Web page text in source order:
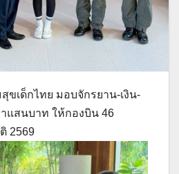
ขเด็กไทย มอบจักรยาน-เงิน-
แสนบาท ให้กองบิน 46
2569